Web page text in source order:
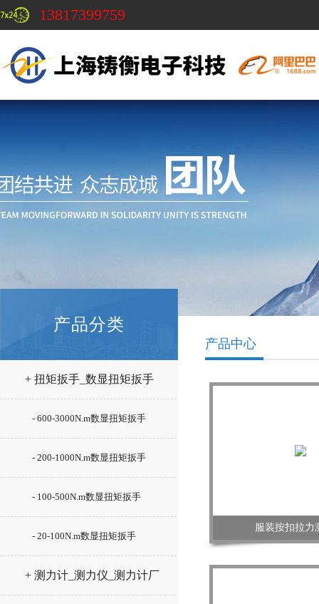
13817399759
产品分类
+ 扭矩扳手_数显扭矩扳手
- 600-3000N.m数显扭矩扳手
- 200-1000N.m数显扭矩扳手
- 100-500N.m数显扭矩扳手
- 20-100N.m数显扭矩扳手
+ 测力计_测力仪_测力计厂
产品中心
服装按扣拉力